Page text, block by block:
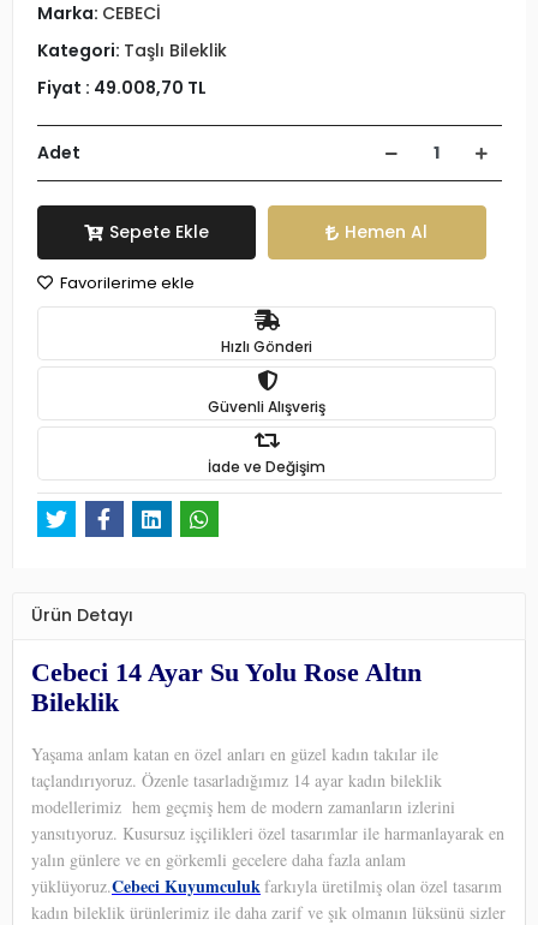
Marka: CEBECİ
Kategori: Taşlı Bileklik
Fiyat : 49.008,70 TL
Adet
Sepete Ekle Hemen Al
Favorilerime ekle
Hızlı Gönderi
Güvenli Alışveriş
İade ve Değişim
Ürün Detayı
Cebeci 14 Ayar Su Yolu Rose Altın
Bileklik
Yaşama anlam katan en özel anları en güzel kadın takılar ile
taçlandırıyoruz. Özenle tasarladığımız 14 ayar kadın bileklik
modellerimiz hem geçmiş hem de modern zamanların izlerini
yansıtıyoruz. Kusursuz işçilikleri özel tasarımlar ile harmanlayarak en
yalın günlere ve en görkemli gecelere daha fazla anlam
yüklüyoruz.Cebeci Kuyumculukfarkıyla üretilmiş olan özel tasarım
kadın bileklik ürünlerimiz ile daha zarif ve şık olmanın lüksünü sizler